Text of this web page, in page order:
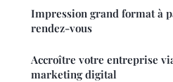
Impression grand format à
rendez-vous
Accroître votre entreprise
marketing digital